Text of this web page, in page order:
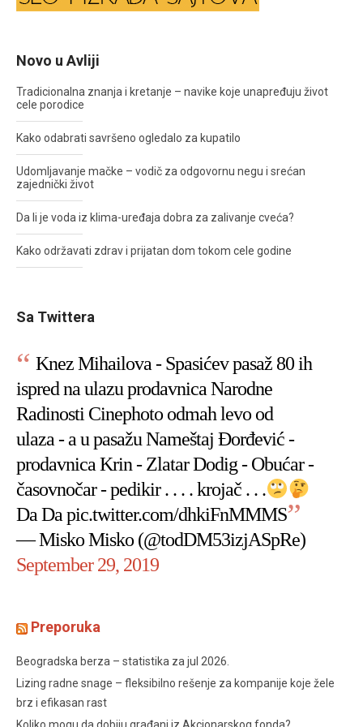
Novo u Avliji
Tradicionalna znanja i kretanje – navike koje unapređuju život
cele porodice
Kako odabrati savršeno ogledalo za kupatilo
Udomljavanje mačke – vodič za odgovornu negu i srećan
zajednički život
Da li je voda iz klima-uređaja dobra za zalivanje cveća?
Kako održavati zdrav i prijatan dom tokom cele godine
Sa Twittera
Knez Mihailova - Spasićev pasaž 80 ih
ispred na ulazu prodavnica Narodne
Radinosti Cinephoto odmah levo od
ulaza - a u pasažu Nameštaj Đorđević -
prodavnica Krin - Zlatar Dodig - Obućar -
časovnočar - pedikir . . . . krojač . . .
Da Dapic.twitter.com/dhkiFnMMMS
— Misko Misko (@todDM53izjASpRe)
September 29, 2019
Preporuka
Beogradska berza – statistika za jul 2026.
Lizing radne snage – fleksibilno rešenje za kompanije koje žele
brz i efikasan rast